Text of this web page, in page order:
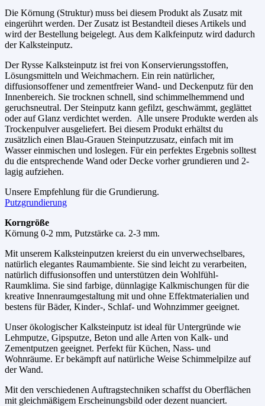
Die Körnung (Struktur) muss bei diesem Produkt als Zusatz mit
eingerührt werden. Der Zusatz ist Bestandteil dieses Artikels und
wird der Bestellung beigelegt. Aus dem Kalkfeinputz wird dadurch
der Kalksteinputz.
Der Rysse Kalksteinputz ist frei von Konservierungsstoffen,
Lösungsmitteln und Weichmachern. Ein rein natürlicher,
diffusionsoffener und zementfreier Wand- und Deckenputz für den
Innenbereich. Sie trocknen schnell, sind schimmelhemmend und
geruchsneutral. Der Steinputz kann gefilzt, geschwämmt, geglättet
oder auf Glanz verdichtet werden. Alle unsere Produkte werden als
Trockenpulver ausgeliefert. Bei diesem Produkt erhältst du
zusätzlich einen Blau-Grauen Steinputzzusatz, einfach mit im
Wasser einmischen und loslegen. Für ein perfektes Ergebnis solltest
du die entsprechende Wand oder Decke vorher grundieren und 2-
lagig aufziehen.
Unsere Empfehlung für die Grundierung.
Putzgrundierung
Korngröße
Körnung 0-2 mm, Putzstärke ca. 2-3 mm.
Mit unserem Kalksteinputzen kreierst du ein unverwechselbares,
natürlich elegantes Raumambiente. Sie sind leicht zu verarbeiten,
natürlich diffusionsoffen und unterstützen dein Wohlfühl-
Raumklima. Sie sind farbige, dünnlagige Kalkmischungen für die
kreative Innenraumgestaltung mit und ohne Effektmaterialien und
bestens für Bäder, Kinder-, Schlaf- und Wohnzimmer geeignet.
Unser ökologischer Kalksteinputz ist ideal für Untergründe wie
Lehmputze, Gipsputze, Beton und alle Arten von Kalk- und
Zementputzen geeignet. Perfekt für Küchen, Nass- und
Wohnräume. Er bekämpft auf natürliche Weise Schimmelpilze auf
der Wand.
Mit den verschiedenen Auftragstechniken schaffst du Oberflächen
mit gleichmäßigem Erscheinungsbild oder dezent nuanciert.